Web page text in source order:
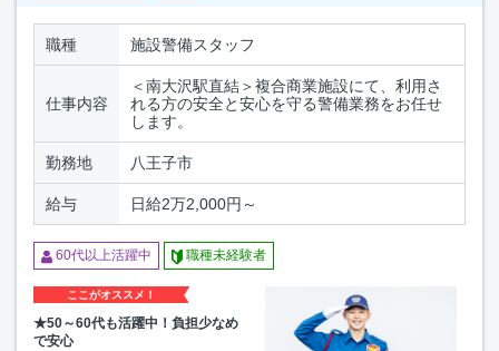
職種 施設警備スタッフ
仕事内容
＜南大沢駅直結＞複合商業施設にて、利用さ
れる方の安全と安心を守る警備業務をお任せ
します。
勤務地 八王子市
給与 日給2万2,000円～
60代以上活躍中 職種未経験者
ここがオススメ！
★50～60代も活躍中！負担少なめ
で安心